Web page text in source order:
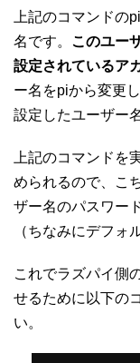
上記のコマンドの
名です。 このユー
設定されているア
ー名をpiから変更
設定したユーザー
上記のコマンドを
められるので、こ
ザー名のパスワー
（ちなみにデフォ
これでラズパイ側
せるために以下の
い。